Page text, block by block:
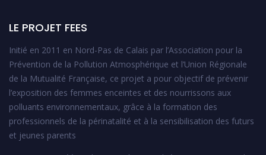
LE PROJET FEES
Initié en 2011 en Nord-Pas de Calais par l’Association pour la
Prévention de la Pollution Atmosphérique et l’Union Régionale
de la Mutualité Française, ce projet a pour objectif de prévenir
l’exposition des femmes enceintes et des nourrissons aux
polluants environnementaux, grâce à la formation des
professionnels de la périnatalité et à la sensibilisation des futurs
et jeunes parents